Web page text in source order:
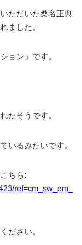
ただいた桑名正典
ました。
ョン」です。
たそうです。
いるみたいです。
ちら:
ref=cm_sw_em_
ださい。